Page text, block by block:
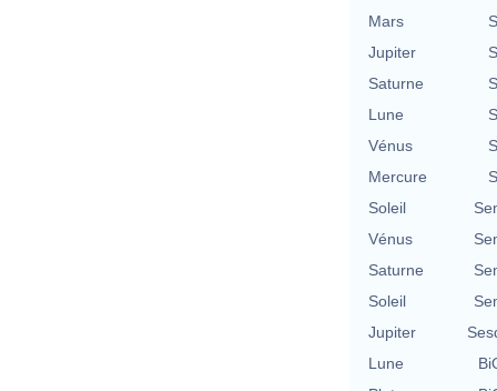
Mars
Jupiter
Saturne
Lune
Vénus
Mercure
Soleil
Vénus
Saturne
Soleil
Jupiter
Lune